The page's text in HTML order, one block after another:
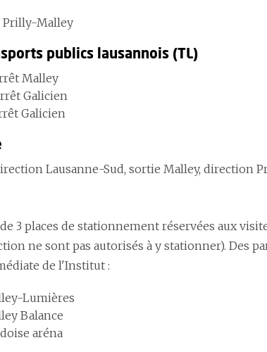
Prilly-Malley
publics lausannois (TL)
Malley
Galicien
Galicien
Lausanne-Sud, sortie Malley, direction
3 places de stationnement réservées aux
ne sont pas autorisés à y stationner). Des
de l'Institut :
Lumières
Balance
aréna